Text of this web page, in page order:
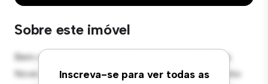
Sobre este imóvel
Inscreva-se para ver todas as
Bem-vindo ao seu novo refúgio urbano em Avenida
Nove de Julho - Bela Vista - São Paulo! Este moderno